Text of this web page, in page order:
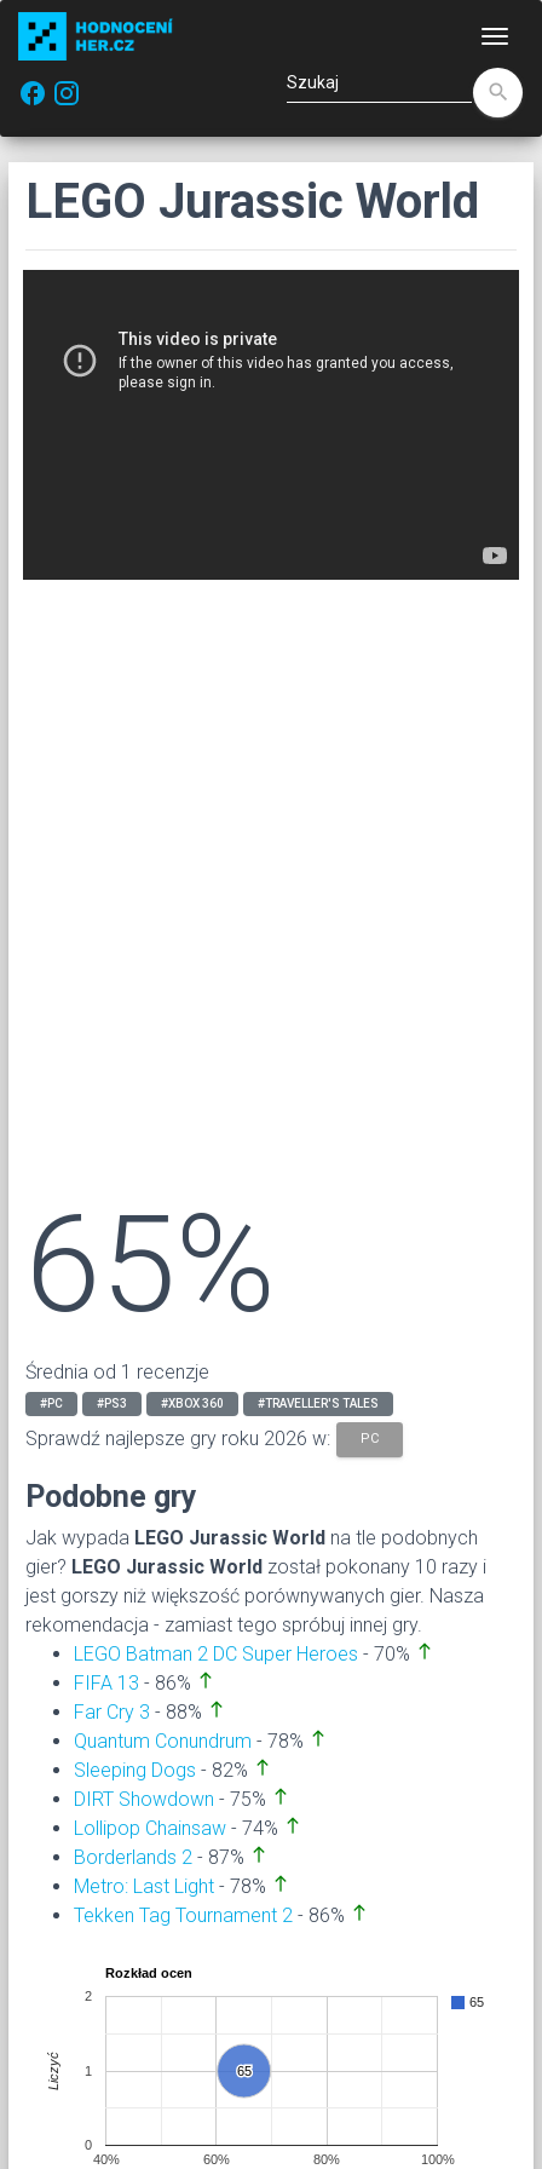
facebook
search
LEGO Jurassic World
65%
Średnia od 1 recenzje
#PC #PS3 #XBOX 360 #TRAVELLER'S TALES
Sprawdź najlepsze gry roku 2026 w: PC
Podobne gry
Jak wypada LEGO Jurassic World na tle podobnych
gier? LEGO Jurassic World został pokonany 10 razy i
jest gorszy niż większość porównywanych gier. Nasza
rekomendacja - zamiast tego spróbuj innej gry.
LEGO Batman 2 DC Super Heroes - 70% north
FIFA 13 - 86% north
Far Cry 3 - 88% north
Quantum Conundrum - 78% north
Sleeping Dogs - 82% north
DIRT Showdown - 75% north
Lollipop Chainsaw - 74% north
Borderlands 2 - 87% north
Metro: Last Light - 78% north
Tekken Tag Tournament 2 - 86% north
Rozkład ocen
65
65
65
40% 60% 80% 100%
0
1
2
Liczyć